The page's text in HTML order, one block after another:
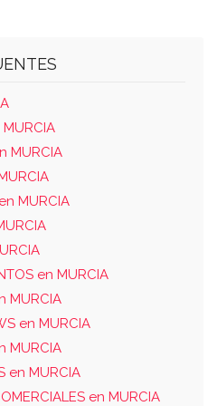
MURCIA
MURCIA
en MURCIA
MURCIA
en MURCIA
MURCIA
en MURCIA
en MURCIA